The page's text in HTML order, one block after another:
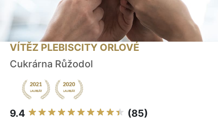
VÍTĚZ PLEBISCITY ORLOVÉ
Cukrárna Růžodol
9.4 (85)